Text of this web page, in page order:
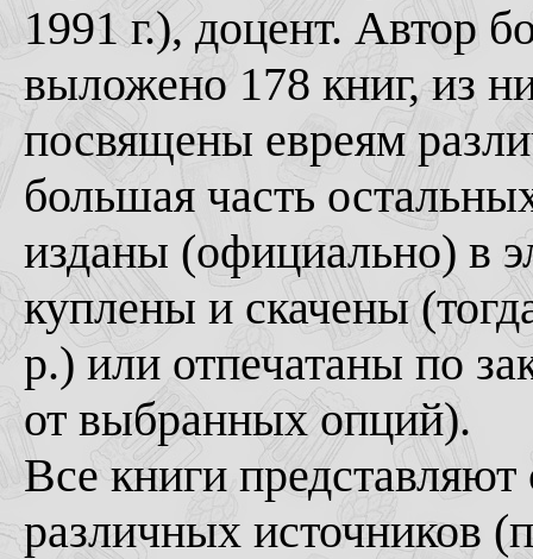
1991 г.), доцент. Автор
выложено 178 книг, из
посвящены евреям
большая часть
изданы (официально) в
куплены и скачены
р.) или отпечатаны по
от выбранных опций).
Все книги
различных источников